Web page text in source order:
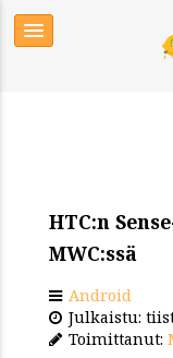
HTC:n
MWC:ssä
Android
Julkaistu:
Toimittanut: